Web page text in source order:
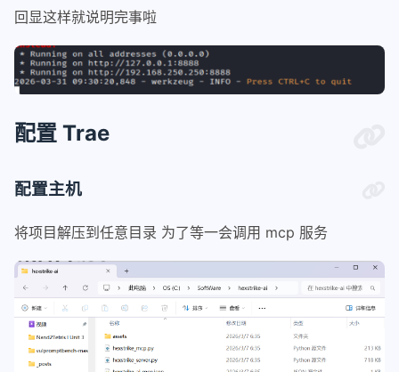
回显这样就说明完事啦
配置 Trae
配置主机
将项目解压到任意目录 为了等一会调用 mcp 服务